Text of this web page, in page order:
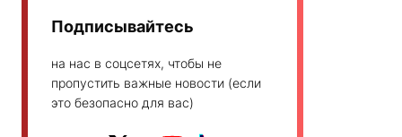
Подписывайтесь
на нас в соцсетях, чтобы не
пропустить важные новости (если
это безопасно для вас)